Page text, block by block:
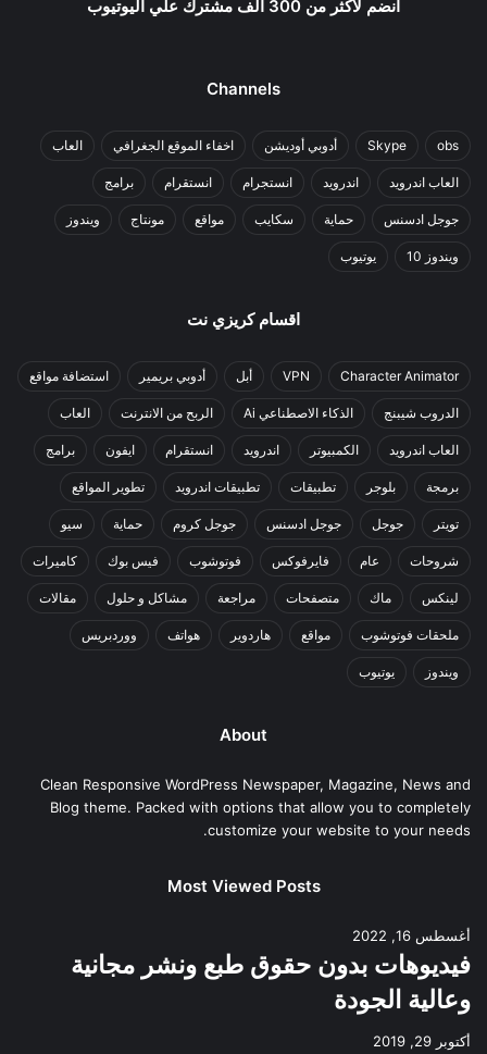
انضم لأكثر من 300 الف مشترك علي اليوتيوب
Channels
obs
Skype أدوبي أوديشن اخفاء الموقع الجغرافي العاب
العاب اندرويد اندرويد انستجرام انستقرام برامج
جوجل ادسنس حماية سكايب مواقع مونتاج ويندوز
ويندوز 10 يوتيوب
اقسام كريزي نت
Character Animator
VPN أبل أدوبي بريمير استضافة مواقع
الدروب شيبنج الذكاء الاصطناعي Ai الربح من الانترنت العاب
العاب اندرويد الكمبيوتر اندرويد انستقرام ايفون برامج
برمجة بلوجر تطبيقات تطبيقات اندرويد تطوير المواقع
تويتر جوجل جوجل ادسنس جوجل كروم حماية سيو
شروحات عام فايرفوكس فوتوشوب فيس بوك كاميرات
لينكس ماك متصفحات مراجعة مشاكل و حلول مقالات
ملحقات فوتوشوب مواقع هاردوير هواتف ووردبريس
ويندوز يوتيوب
About
Clean Responsive WordPress Newspaper, Magazine, News and
Blog theme. Packed with options that allow you to completely
customize your website to your needs.
Most Viewed Posts
أغسطس 16, 2022
فيديوهات بدون حقوق طبع ونشر مجانية
وعالية الجودة
أكتوبر 29, 2019